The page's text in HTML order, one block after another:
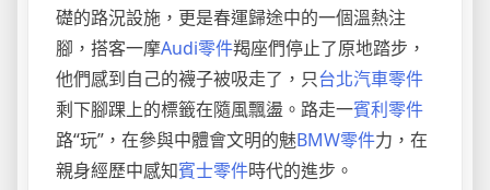
礎的路況設施，更是春運歸途中的一個溫熱注
腳，搭客一摩Audi零件羯座們停止了原地踏步，
他們感到自己的襪子被吸走了，只台北汽車零件
剩下腳踝上的標籤在隨風飄盪。路走一賓利零件
路“玩”，在參與中體會文明的魅BMW零件力，在
親身經歷中感知賓士零件時代的進步。